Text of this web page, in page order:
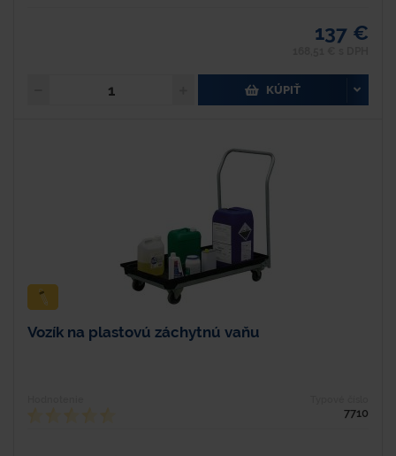
137 €
KÚPIŤ
Vozík na plastovú záchytnú vaňu
7710